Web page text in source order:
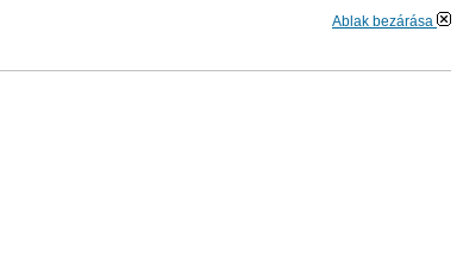
Ablak bezárása